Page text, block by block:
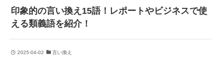
印象的の言い換え15語！レポートやビジネスで使
える類義語を紹介！
2025-04-02 言い換え